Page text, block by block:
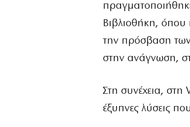
Βιβλιοθήκη, όπου
την πρόσβαση
στην ανάγνωση,
Στη συνέχεια, στη
έξυπνες λύσεις